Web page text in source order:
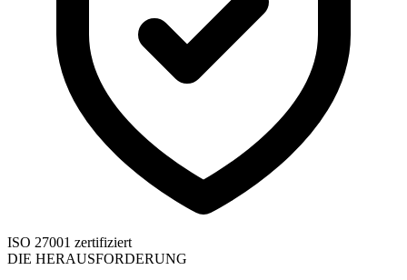
ISO 27001 zertifiziert
DIE HERAUSFORDERUNG